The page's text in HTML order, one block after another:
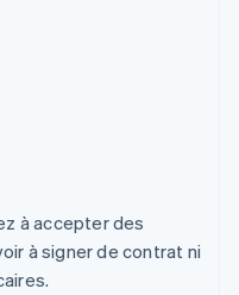
à accepter des
à signer de contrat ni